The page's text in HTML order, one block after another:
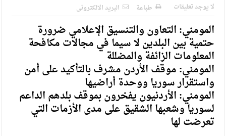
النواب على شراكة فاعلة مع الإعلام
دعوة المكلفين بخدمة العلم (الدفعة الثالثة) إلى مراجعة منصة خدمة
العلم
الملك يلتقي مجموعة من رفاق السلاح
الملك يتلقى اتصالا هاتفيا من العاهل البحريني
القاضي محمود أحمد فريحات.. مبارك ومزيدا من التوفيق
لا يوجد تعليقات طباعة البريد الالكترونى
المومني: التعاون والتنسيق الإعلامي ضرورة
حتمية بين البلدين لا سيما في مجالات مكافحة
المعلومات الزائفة والمضللة
المومني: موقف الأردن مشرف بالتأكيد على أمن
واستقرار سوريا ووحدة أراضيها
المومني: الأردنيون يفخرون بموقف بلدهم الداعم
لسوريا وشعبها الشقيق على مدى الأزمات التي
تعرضت لها